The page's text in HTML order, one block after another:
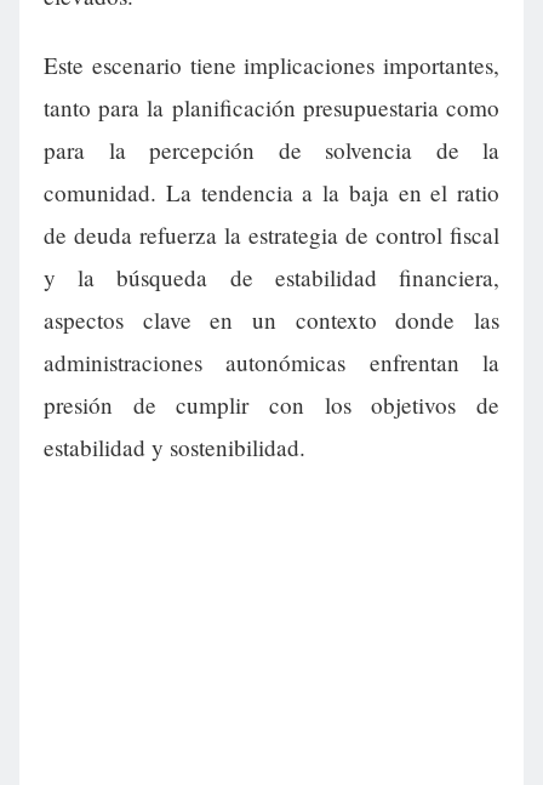
Este escenario tiene implicaciones importantes,
tanto para la planificación presupuestaria como
para la percepción de solvencia de la
comunidad. La tendencia a la baja en el ratio
de deuda refuerza la estrategia de control fiscal
y la búsqueda de estabilidad financiera,
aspectos clave en un contexto donde las
administraciones autonómicas enfrentan la
presión de cumplir con los objetivos de
estabilidad y sostenibilidad.